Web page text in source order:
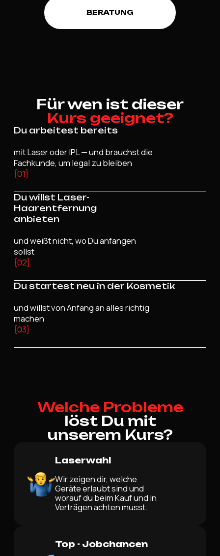
BERATUNG
Für wen ist dieser
Kurs geeignet?
Du arbeitest bereits
mit Laser oder IPL — und brauchst die
Fachkunde, um legal zu bleiben
{01}
Du willst Laser-
Haarentfernung
anbieten
und weißt nicht, wo Du anfangen
sollst
{02}
Du startest neu in der Kosmetik
und willst von Anfang an alles richtig
machen
{03}
Welche Probleme
löst Du mit
unserem Kurs?
Laserwahl
Wir zeigen dir, welche
Geräte erlaubt sind und
worauf du beim Kauf und in
Verträgen achten musst.
Top - Jobchancen